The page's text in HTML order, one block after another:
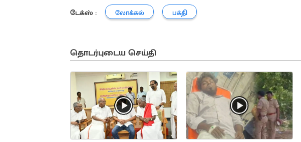
டேக்ஸ் : லோக்கல் பக்தி
தொடர்புடைய செய்தி